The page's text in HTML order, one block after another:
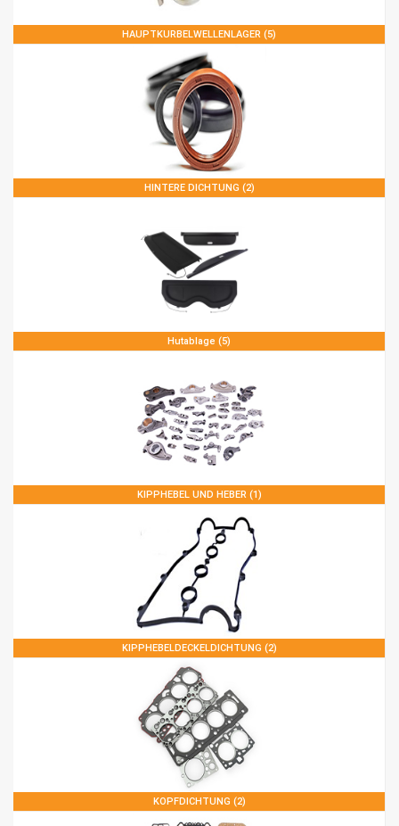
HAUPTKURBELWELLENLAGER (5)
HINTERE DICHTUNG (2)
Hutablage (5)
KIPPHEBEL UND HEBER (1)
KIPPHEBELDECKELDICHTUNG (2)
KOPFDICHTUNG (2)